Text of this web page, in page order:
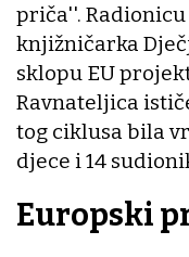
priča''.
knjižničarka
sklopu EU
Ravnateljica
tog ciklusa bila
djece i 14
Europski